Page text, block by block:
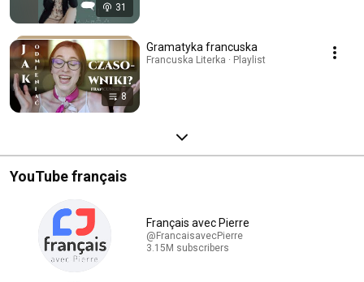
31
8
Gramatyka francuska
Francuska Literka · Playlist
YouTube français
Français avec Pierre
@FrancaisavecPierre
3.15M subscribers